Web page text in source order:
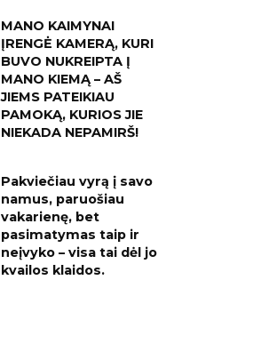
MANO KAIMYNAI
ĮRENGĖ KAMERĄ, KURI
BUVO NUKREIPTA Į
MANO KIEMĄ – AŠ
JIEMS PATEIKIAU
PAMOKĄ, KURIOS JIE
NIEKADA NEPAMIRŠ!
Pakviečiau vyrą į savo
namus, paruošiau
vakarienę, bet
pasimatymas taip ir
neįvyko – visa tai dėl jo
kvailos klaidos.